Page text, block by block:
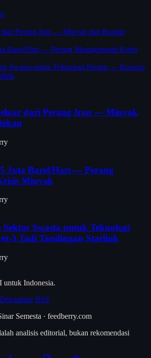
Perang Iran — Minyak dan Rupiah
Barel/Hari — Perang Memperparah Krisis
Swasta untuk Teknologi Perang — Rassvet-
dari Perang Iran — Minyak
Juta Barel/Hari — Perang
Minyak
Swasta untuk Teknologi
3 Jadi Tandingan Starlink
untuk Indonesia.
Disclaimer RSS
Semesta · feedberry.com
analisis editorial, bukan rekomendasi